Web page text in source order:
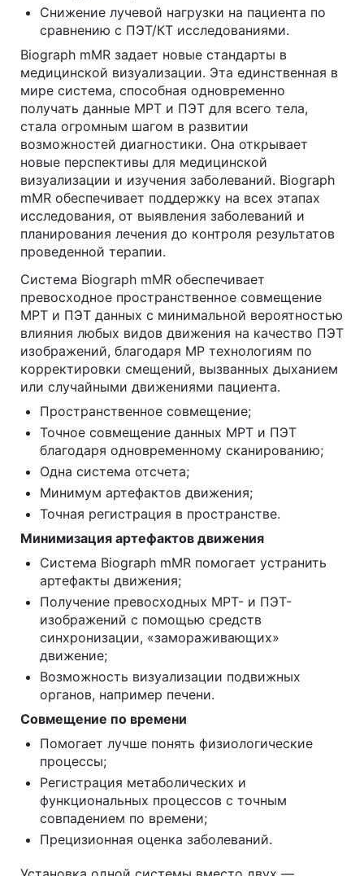
Снижение лучевой нагрузки на пациента по
сравнению с ПЭТ/КТ исследованиями.
Biograph mMR задает новые стандарты в
медицинской визуализации. Эта единственная в
мире система, способная одновременно
получать данные МРТ и ПЭТ для всего тела,
стала огромным шагом в развитии
возможностей диагностики. Она открывает
новые перспективы для медицинской
визуализации и изучения заболеваний. Biograph
mMR обеспечивает поддержку на всех этапах
исследования, от выявления заболеваний и
планирования лечения до контроля результатов
проведенной терапии.
Система Biograph mMR обеспечивает
превосходное пространственное совмещение
МРТ и ПЭТ данных с минимальной вероятностью
влияния любых видов движения на качество ПЭТ
изображений, благодаря МР технологиям по
корректировки смещений, вызванных дыханием
или случайными движениями пациента.
Пространственное совмещение;
Точное совмещение данных МРТ и ПЭТ
благодаря одновременному сканированию;
Одна система отсчета;
Минимум артефактов движения;
Точная регистрация в пространстве.
Минимизация артефактов движения
Система Biograph mMR помогает устранить
артефакты движения;
Получение превосходных МРТ- и ПЭТ-
изображений с помощью средств
синхронизации, «замораживающих»
движение;
Возможность визуализации подвижных
органов, например печени.
Совмещение по времени
Помогает лучше понять физиологические
процессы;
Регистрация метаболических и
функциональных процессов с точным
совпадением по времени;
Прецизионная оценка заболеваний.